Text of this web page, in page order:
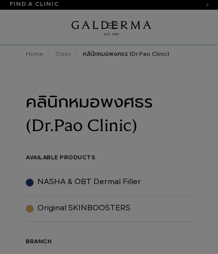
FIND A CLINIC
Home Clinic คลินิกหมอพงศธร (Dr.Pao Clinic)
คลินิกหมอพงศธร
(Dr.Pao Clinic)
AVAILABLE PRODUCTS
NASHA & OBT Dermal Filler
Original SKINBOOSTERS
BRANCH